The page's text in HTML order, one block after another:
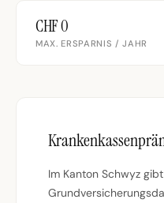
CHF 0
MAX. ERSPARNIS / JAHR
Im Kanton Schwyz